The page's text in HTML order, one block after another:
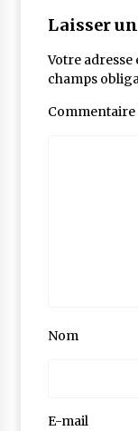
Laisser
Votre adresse
champs
Commentaire
Nom
E-mail